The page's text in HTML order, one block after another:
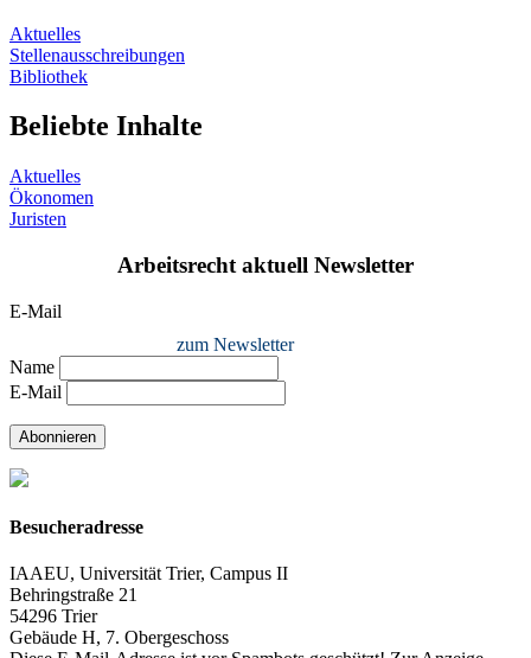
Aktuelles
Stellenausschreibungen
Bibliothek
Beliebte Inhalte
Aktuelles
Ökonomen
Juristen
Arbeitsrecht aktuell Newsletter
E-Mail
zum Newsletter
Name
E-Mail
Abonnieren
Besucheradresse
IAAEU, Universität Trier, Campus II
Behringstraße 21
54296 Trier
Gebäude H, 7. Obergeschoss